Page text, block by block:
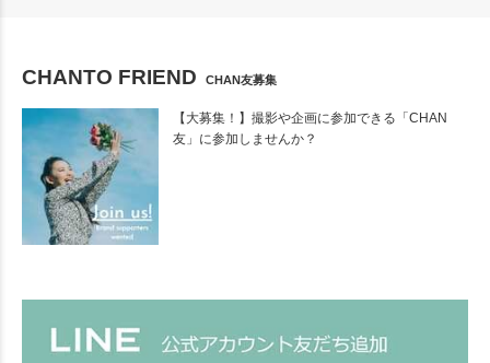
CHANTO FRIEND CHAN友募集
【大募集！】撮影や企画に参加できる「CHAN
友」に参加しませんか？